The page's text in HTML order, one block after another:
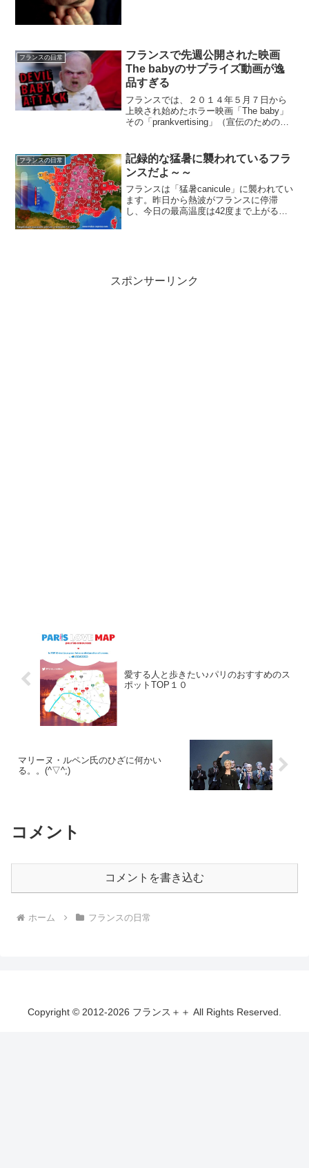
フランスの日常
フランスで先週公開された映画
The babyのサプライズ動画が逸
品すぎる
フランスでは、２０１４年５月７日から
上映され始めたホラー映画「The baby」
その「prankvertising」（宣伝のための冗
ているとこもあって、もう見た...
フランスの日常
記録的な猛暑に襲われているフラ
ンスだよ～～
フランスは「猛暑canicule」に襲われてい
ます。昨日から熱波がフランスに停滞
し、今日の最高温度は42度まで上がると
スポンサーリンク
愛する人と歩きたい♪パリのおすすめのス
ポットTOP１０
マリーヌ・ルペン氏のひざに何かい
る。。(^▽^;)
コメント
コメントを書き込む
ホーム フランスの日常
Copyright © 2012-2026 フランス＋＋ All Rights Reserved.